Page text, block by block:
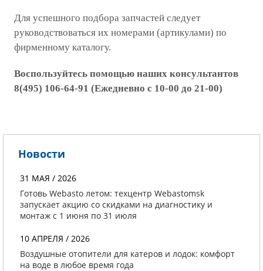
Для успешного подбора запчастей следует
руководствоваться их номерами (артикулами) по
фирменному каталогу.
Воспользуйтесь помощью наших консультантов
8(495) 106-64-91 (Ежедневно с 10-00 до 21-00)
Новости
31 МАЯ / 2026
Готовь Webasto летом: техцентр Webastomsk
запускает акцию со скидками на диагностику и
монтаж с 1 июня по 31 июля
10 АПРЕЛЯ / 2026
Воздушные отопители для катеров и лодок: комфорт
на воде в любое время года